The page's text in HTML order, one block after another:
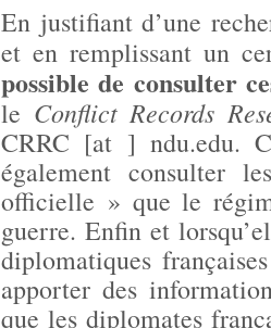
En justifiant d’une
et en remplissant un
possible de consulter
le Conflict Records
CRRC [at ] ndu.edu.
également consulter
officielle » que le
guerre. Enfin et
diplomatiques
apporter des
que les diplomates